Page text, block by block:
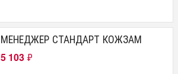
МЕНЕДЖЕР СТАНДАРТ КОЖЗАМ
5 103 ₽